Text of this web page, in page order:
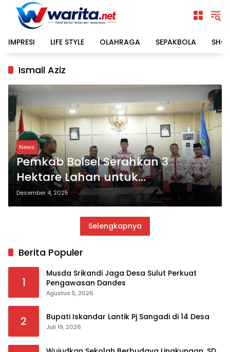
Langsung
konten
IMPRESI
LIFE STYLE OLAHRAGA SEPAKBOLA
Ismail Aziz
News
Pemkab Bolsel Serahkan 3
Hektare Lahan untuk
Pembangunan Gudang Bulog
Desember 4, 2025
Selengkapnya
Berita Populer
1
Musda Srikandi Jaga Desa Sulut Perkuat
Pengawasan Dandes
Agustus 5, 2026
2 Bupati Iskandar Lantik Pj Sangadi di 14 Desa
Juli 19, 2026